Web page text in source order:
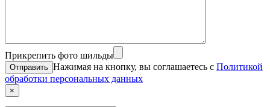
Прикрепить фото шильды
Нажимая на кнопку, вы соглашаетесь с Политикой
обработки персональных данных
×